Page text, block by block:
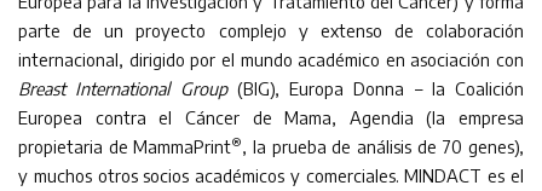
parte de un proyecto complejo y extenso de colaboración
internacional, dirigido por el mundo académico en asociación con
Breast International Group (BIG), Europa Donna – la Coalición
Europea contra el Cáncer de Mama, Agendia (la empresa
propietaria de MammaPrint®, la prueba de análisis de 70 genes),
y muchos otros socios académicos y comerciales. MINDACT es el